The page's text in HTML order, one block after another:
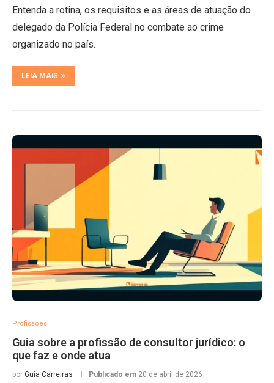
Entenda a rotina, os requisitos e as áreas de atuação do
delegado da Polícia Federal no combate ao crime
organizado no país.
LEIA MAIS
Profissões
Guia sobre a profissão de consultor jurídico: o
que faz e onde atua
por Guia Carreiras Publicado em 20 de abril de 2026